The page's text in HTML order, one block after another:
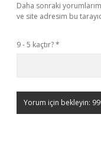
Daha sonraki
ve site adresim bu
9 - 5 kaçtır?*